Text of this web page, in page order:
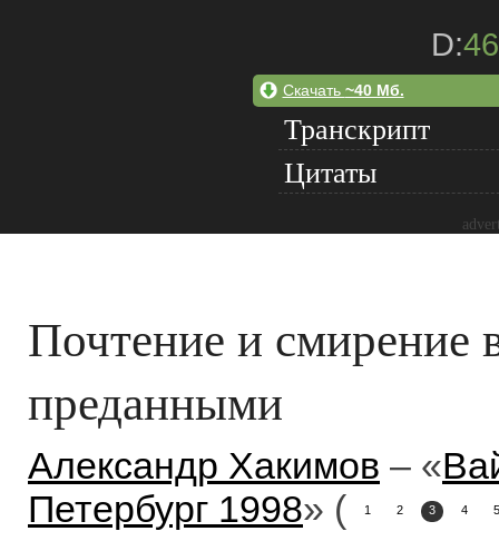
D:
Скачать ~40 Мб.
Транскрипт
Цитаты
Почтение и
преданными
Александр Хакимов – «
Петербург 1998» ( 1 2 3 4 5